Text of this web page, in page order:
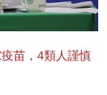
苗，4類人謹慎